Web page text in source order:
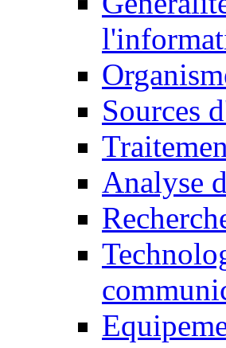
Sources
Analyse